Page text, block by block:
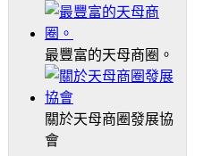
最豐富的天母商圈。
關於天母商圈發展協
會